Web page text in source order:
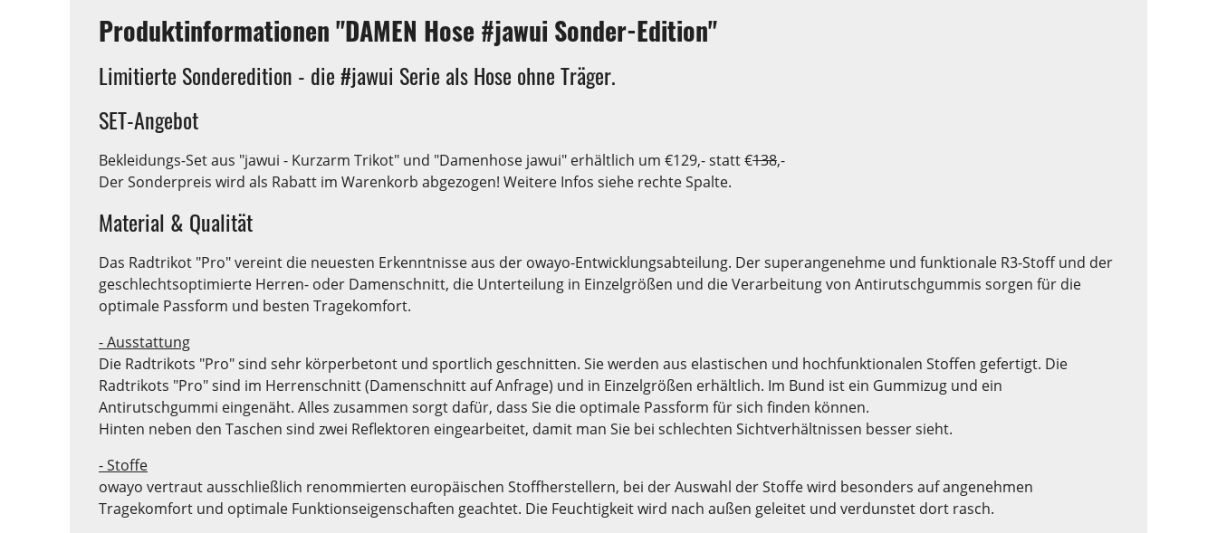
Produktinformationen "DAMEN Hose #jawui Sonder-Edition"
Limitierte Sonderedition - die #jawui Serie als Hose ohne Träger.
SET-Angebot
Bekleidungs-Set aus "jawui - Kurzarm Trikot" und "Damenhose jawui" erhältlich um €129,- statt €138,-
Der Sonderpreis wird als Rabatt im Warenkorb abgezogen! Weitere Infos siehe rechte Spalte.
Material & Qualität
Das Radtrikot "Pro" vereint die neuesten Erkenntnisse aus der owayo-Entwicklungsabteilung. Der superangenehme und funktionale R3-Stoff und der
geschlechtsoptimierte Herren- oder Damenschnitt, die Unterteilung in Einzelgrößen und die Verarbeitung von Antirutschgummis sorgen für die
optimale Passform und besten Tragekomfort.
- Ausstattung
Die Radtrikots "Pro" sind sehr körperbetont und sportlich geschnitten. Sie werden aus elastischen und hochfunktionalen Stoffen gefertigt. Die
Radtrikots "Pro" sind im Herrenschnitt (Damenschnitt auf Anfrage) und in Einzelgrößen erhältlich. Im Bund ist ein Gummizug und ein
Antirutschgummi eingenäht. Alles zusammen sorgt dafür, dass Sie die optimale Passform für sich finden können.
Hinten neben den Taschen sind zwei Reflektoren eingearbeitet, damit man Sie bei schlechten Sichtverhältnissen besser sieht.
- Stoffe
owayo vertraut ausschließlich renommierten europäischen Stoffherstellern, bei der Auswahl der Stoffe wird besonders auf angenehmen
Tragekomfort und optimale Funktionseigenschaften geachtet. Die Feuchtigkeit wird nach außen geleitet und verdunstet dort rasch.